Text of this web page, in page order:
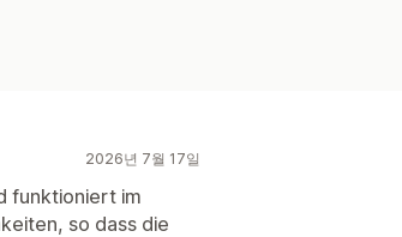
2026년 7월 17일
funktioniert im
so dass die